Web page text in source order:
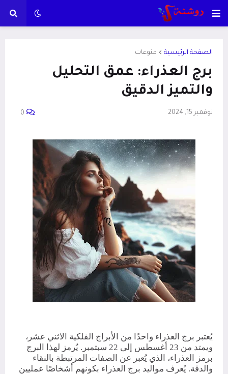
الصفحة الرئيسية منوعات
برج العذراء: عمق التحليل
والتميز الدقيق
نوفمبر 15, 2024 0
يُعتبر برج العذراء واحدًا من الأبراج الفلكية الاثني عشر،
ويمتد من 23 أغسطس إلى 22 سبتمبر. يُرمز لهذا البرج
برمز العذراء، الذي يُعبر عن الصفات المرتبطة بالنقاء
والدقة. يُعرف مواليد برج العذراء بكونهم أشخاصًا عمليين